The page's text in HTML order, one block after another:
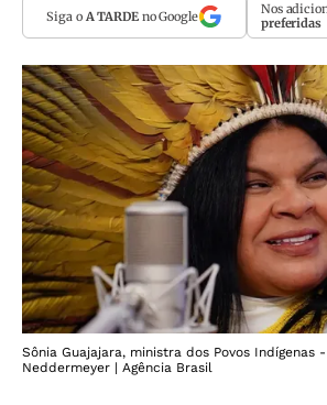
Siga o A TARDEno Google Nos
preferidas
Sônia Guajajara, ministra dos Povos Indígenas
Neddermeyer | Agência Brasil